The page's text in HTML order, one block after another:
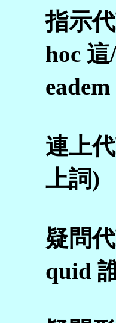
指示
hoc
連上
上詞)
疑問
quid